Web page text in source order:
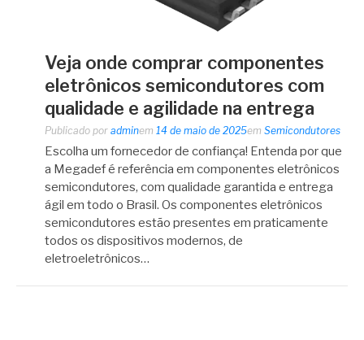
Veja onde comprar componentes
eletrônicos semicondutores com
qualidade e agilidade na entrega
Publicado por adminem 14 de maio de 2025em Semicondutores
Escolha um fornecedor de confiança! Entenda por que
a Megadef é referência em componentes eletrônicos
semicondutores, com qualidade garantida e entrega
ágil em todo o Brasil. Os componentes eletrônicos
semicondutores estão presentes em praticamente
todos os dispositivos modernos, de
eletroeletrônicos…